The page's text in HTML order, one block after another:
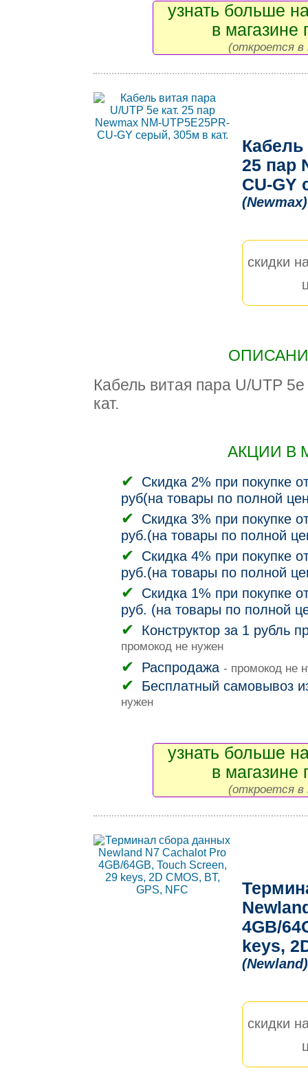
узнать больше
в магазине
(откроется в
Кабель
25 пар
CU-GY
(Newmax)
скидки
Кабель витая пара U/UTP
кат.
АКЦИИ В
Скидка 2% при покупке
руб(на товары по полной
Скидка 3% при покупке
руб.(на товары по полной
Скидка 4% при покупке
руб.(на товары по полной
Скидка 1% при покупке
руб. (на товары по полной
Конструктор за 1 рубль
промокод не нужен
Распродажа - промокод не
Бесплатный самовывоз
нужен
узнать больше
в магазине
(откроется в
4GB/
keys,
(Newland)
скидки